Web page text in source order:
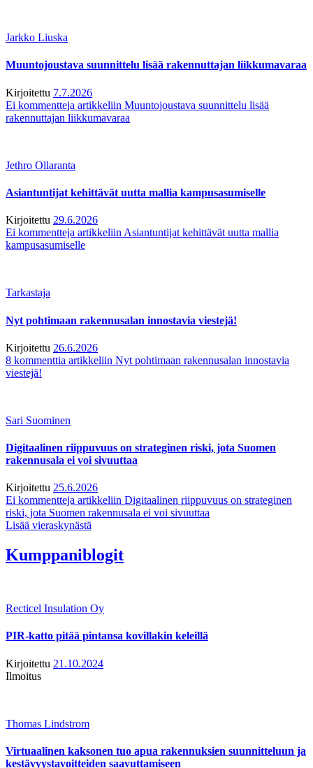
Jarkko Liuska
Muuntojoustava suunnittelu lisää rakennuttajan liikkumavaraa
Kirjoitettu 7.7.2026
Ei kommentteja artikkeliin Muuntojoustava suunnittelu lisää
rakennuttajan liikkumavaraa
Jethro Ollaranta
Asiantuntijat kehittävät uutta mallia kampusasumiselle
Kirjoitettu 29.6.2026
Ei kommentteja artikkeliin Asiantuntijat kehittävät uutta mallia
kampusasumiselle
Tarkastaja
Nyt pohtimaan rakennusalan innostavia viestejä!
Kirjoitettu 26.6.2026
8 kommenttia artikkeliin Nyt pohtimaan rakennusalan innostavia
viestejä!
Sari Suominen
Digitaalinen riippuvuus on strateginen riski, jota Suomen
rakennusala ei voi sivuuttaa
Kirjoitettu 25.6.2026
Ei kommentteja artikkeliin Digitaalinen riippuvuus on strateginen
riski, jota Suomen rakennusala ei voi sivuuttaa
Lisää vieraskynästä
Kumppaniblogit
Recticel Insulation Oy
PIR-katto pitää pintansa kovillakin keleillä
Kirjoitettu 21.10.2024
Ilmoitus
Thomas Lindstrom
Virtuaalinen kaksonen tuo apua rakennuksien suunnitteluun ja
kestävyystavoitteiden saavuttamiseen